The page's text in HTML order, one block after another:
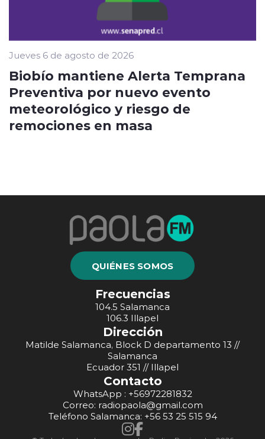
Jueves 6 de agosto de 2026
Biobío mantiene Alerta Temprana
Preventiva por nuevo evento
meteorológico y riesgo de
remociones en masa
QUIÉNES SOMOS
Frecuencias
104.5 Salamanca
106.3 Illapel
Dirección
Matilde Salamanca, Block D departamento 13 //
Salamanca
Ecuador 351 // Illapel
Contacto
WhatsApp : +56972281832
Correo: radiopaola@gmail.com
Teléfono Salamanca: +56 53 25 515 94